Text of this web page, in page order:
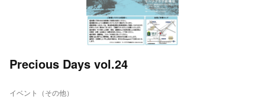
Precious Days vol.24
イベント（その他）